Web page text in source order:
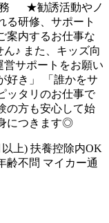
務 ★勧誘活動やノ
る研修、サポート
案内するお仕事な
♪ また、キッズ向
サポートをお願い
好き」 「誰かをサ
ッタリのお仕事で
の方も安心して始
につきます◎
上) 扶養控除内OK
齢不問 マイカー通